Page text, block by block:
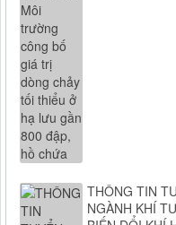
THÔNG TIN
NGÀNH KHÍ